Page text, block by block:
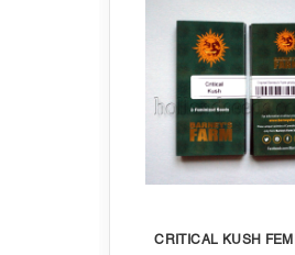
CRITICAL KUSH